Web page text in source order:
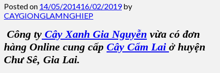
Posted on 14/05/201416/02/2019by
CAYGIONGLAMNGHIEP
Công ty Cây Xanh Gia Nguyễn vừa có đơn
hàng Online cung cấp Cây Cẩm Lai ở huyện
Chư Sê, Gia Lai.